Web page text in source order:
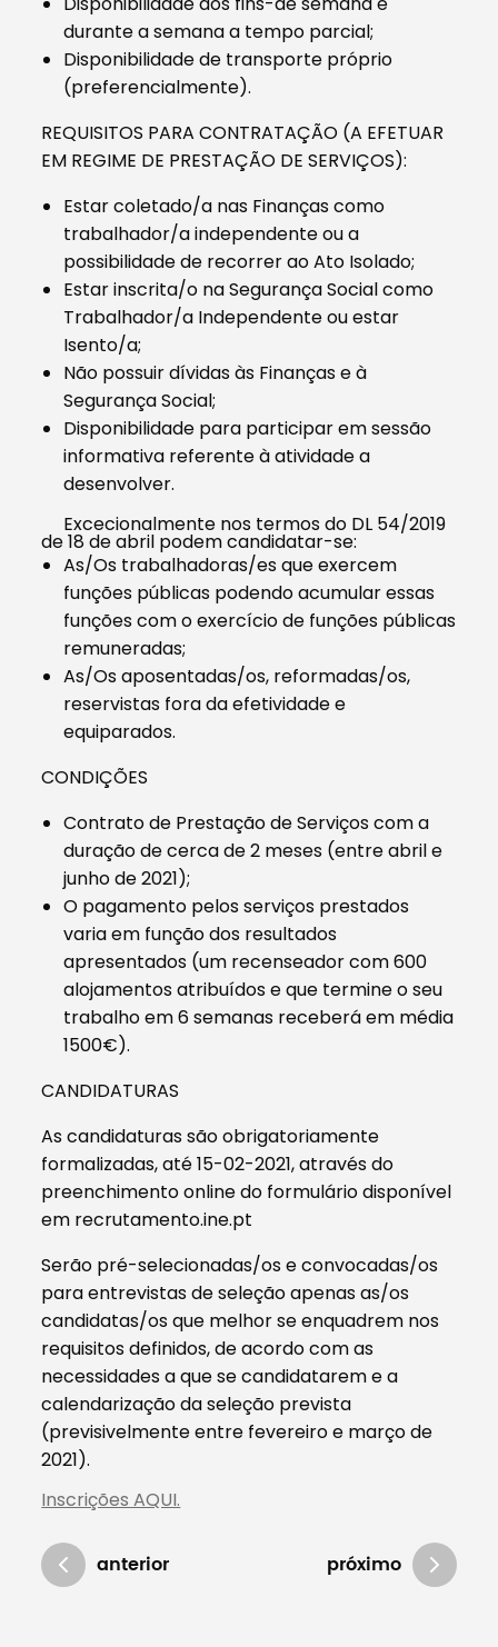
durante a semana a tempo parcial;
Disponibilidade de transporte próprio
(preferencialmente).
REQUISITOS PARA CONTRATAÇÃO (A EFETUAR
EM REGIME DE PRESTAÇÃO DE SERVIÇOS):
Estar coletado/a nas Finanças como
trabalhador/a independente ou a
possibilidade de recorrer ao Ato Isolado;
Estar inscrita/o na Segurança Social como
Trabalhador/a Independente ou estar
Isento/a;
Não possuir dívidas às Finanças e à
Segurança Social;
Disponibilidade para participar em sessão
informativa referente à atividade a
desenvolver.
Excecionalmente nos termos do DL 54/2019
de 18 de abril podem candidatar-se:
As/Os trabalhadoras/es que exercem
funções públicas podendo acumular essas
funções com o exercício de funções públicas
remuneradas;
As/Os aposentadas/os, reformadas/os,
reservistas fora da efetividade e
equiparados.
CONDIÇÕES
Contrato de Prestação de Serviços com a
duração de cerca de 2 meses (entre abril e
junho de 2021);
O pagamento pelos serviços prestados
varia em função dos resultados
apresentados (um recenseador com 600
alojamentos atribuídos e que termine o seu
trabalho em 6 semanas receberá em média
1500€).
CANDIDATURAS
As candidaturas são obrigatoriamente
formalizadas, até 15-02-2021, através do
preenchimento online do formulário disponível
em recrutamento.ine.pt
Serão pré-selecionadas/os e convocadas/os
para entrevistas de seleção apenas as/os
candidatas/os que melhor se enquadrem nos
requisitos definidos, de acordo com as
necessidades a que se candidatarem e a
calendarização da seleção prevista
(previsivelmente entre fevereiro e março de
2021).
Inscrições AQUI.
anterior próximo